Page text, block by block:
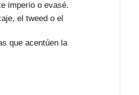
imperio o evasé.
el tweed o el
que acentúen la